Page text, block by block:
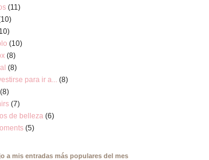
(11)
(10)
(8)
(8)
para ir a... (8)
(8)
(7)
de belleza (6)
(5)
a mis entradas más populares del mes